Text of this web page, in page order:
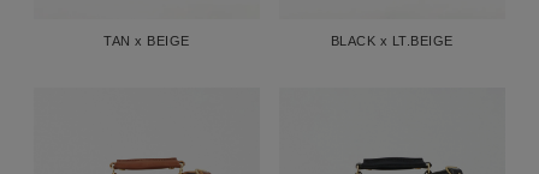
TAN x BEIGE BLACK x LT.BEIGE